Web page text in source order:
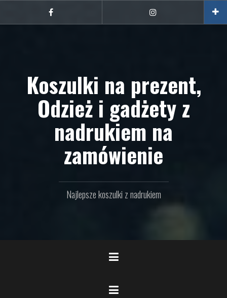
Facebook Instagram
Koszulki na prezent,
Odzież i gadżety z
nadrukiem na
zamówienie
Najlepsze koszulki z nadrukiem